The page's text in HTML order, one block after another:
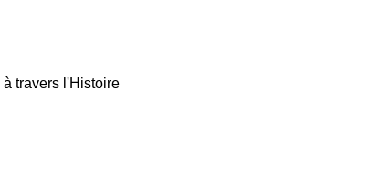
à travers l'Histoire